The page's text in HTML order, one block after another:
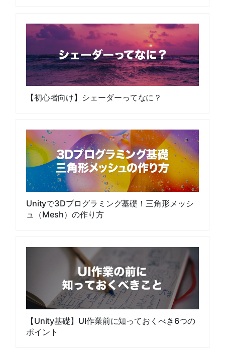
【初心者向け】シェーダーってなに？
Unityで3Dプログラミング基礎！三角形メッシ
ュ（Mesh）の作り方
【Unity基礎】UI作業前に知っておくべき6つの
ポイント